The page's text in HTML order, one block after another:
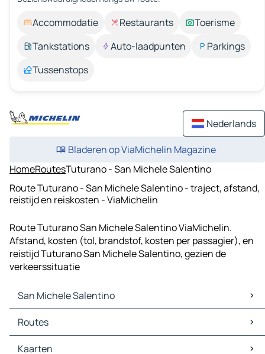
Accommodatie Restaurants
Toerisme
Tankstations
Auto-laadpunten
Parkings
Tussenstops
Nederlands
Bladeren op ViaMichelin Magazine
HomeRoutesTuturano - San Michele Salentino
Route Tuturano - San Michele Salentino - traject, afstand,
reistijd en reiskosten - ViaMichelin
Route Tuturano San Michele Salentino ViaMichelin.
Afstand, kosten (tol, brandstof, kosten per passagier), en
reistijd Tuturano San Michele Salentino, gezien de
verkeerssituatie
San Michele Salentino
San Michele Salentino Kaarten
San Michele Salentino Verkeer
San Michele Salentino Hotels
Routes
Routes San Michele Salentino - San Vito dei Normanni
Kaarten